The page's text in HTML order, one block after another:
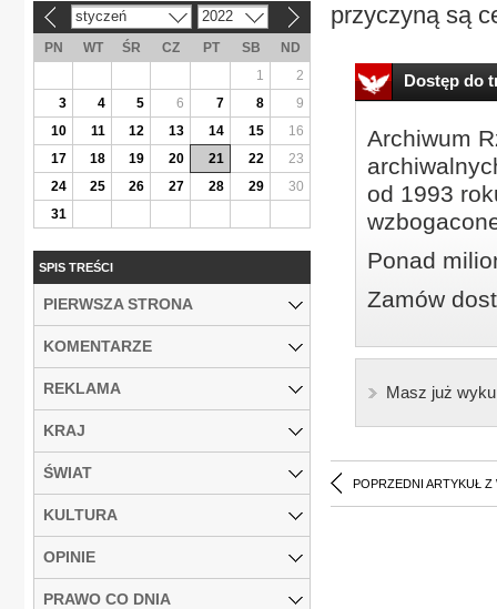
przyczyną są
Dostęp do
Archiwum
od 1993
Ponad
Zamów
Masz już
POPRZEDNI ARTYKUŁ Z
styczeń 2022
PN WT ŚR CZ PT SB
ND
1
2
3
4 5 6 7 8
9
10
11 12 13 14 15
16
17
18 19 20 21 22
23
24
25 26 27 28 29
30
31
SPIS TREŚCI
PIERWSZA STRONA
KOMENTARZE
REKLAMA
KRAJ
ŚWIAT
KULTURA
OPINIE
PRAWO CO DNIA